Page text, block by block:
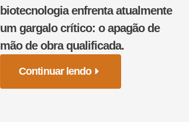
biotecnologia enfrenta atualmente
um gargalo crítico: o apagão de
mão de obra qualificada.
Continuar lendo